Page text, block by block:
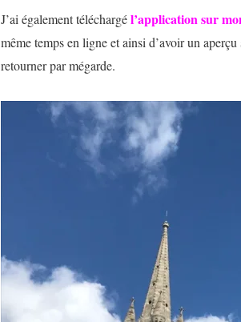
J’ai également téléchargél’application sur
même temps en ligne et ainsi d’avoir un
retourner par mégarde.